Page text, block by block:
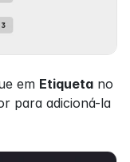
em Etiqueta
para adicioná-la